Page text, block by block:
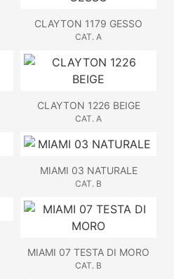
CLAYTON 1179 GESSO
CAT. A
CLAYTON 1226 BEIGE
CAT. A
MIAMI 03 NATURALE
CAT. B
MIAMI 07 TESTA DI MORO
CAT. B